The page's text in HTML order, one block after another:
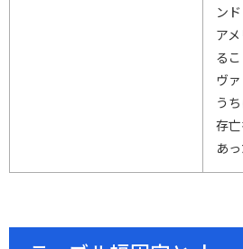
ン
ア
るこ
ヴ
う
存
あっ